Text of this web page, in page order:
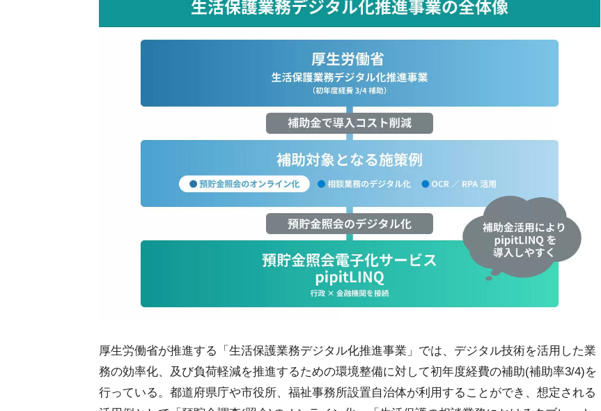
厚生労働省が推進する「生活保護業務デジタル化推進事業」では、デジタル技術を活用した業
務の効率化、及び負荷軽減を推進するための環境整備に対して初年度経費の補助(補助率3/4)を
行っている。都道府県庁や市役所、福祉事務所設置自治体が利用することができ、想定される